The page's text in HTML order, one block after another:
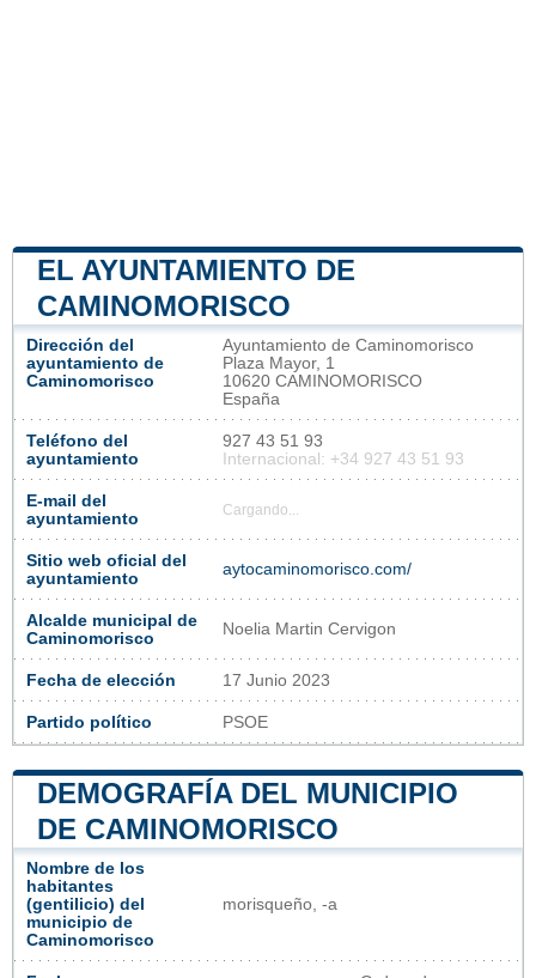
EL AYUNTAMIENTO DE
CAMINOMORISCO
Dirección del
ayuntamiento de
Caminomorisco
Ayuntamiento de Caminomorisco
Plaza Mayor, 1
10620 CAMINOMORISCO
España
Teléfono del
ayuntamiento
927 43 51 93
Internacional: +34 927 43 51 93
E-mail del
ayuntamiento
Cargando...
Sitio web oficial del
ayuntamiento
aytocaminomorisco.com/
Alcalde municipal de
Caminomorisco
Noelia Martin Cervigon
Fecha de elección 17 Junio 2023
Partido político PSOE
DEMOGRAFÍA DEL MUNICIPIO
DE CAMINOMORISCO
Nombre de los
habitantes
(gentilicio) del
municipio de
Caminomorisco
morisqueño, -a​